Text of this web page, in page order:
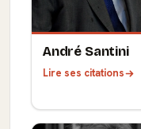
André Santini
Lire ses citations